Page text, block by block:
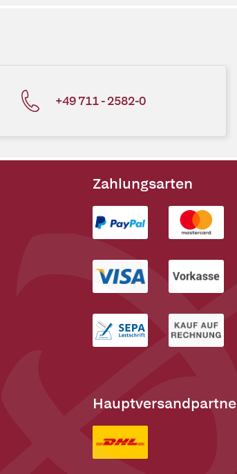
+49 711 - 2582-0
Zahlungsarten